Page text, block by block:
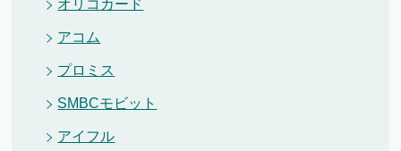
オリコカード
アコム
プロミス
SMBCモビット
アイフル